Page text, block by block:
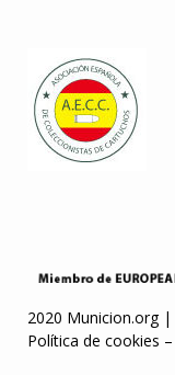
2020 Municion.org |
Política de cookies –